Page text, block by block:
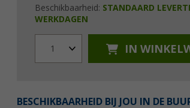
Beschikbaarheid: STANDAARD
WERKDAGEN
1 IN
BESCHIKBAARHEID BIJ JOU IN DE